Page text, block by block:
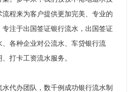
程来为客户提供更加完美、专业的
注于出国签证银行流水，出国签证
各种企业对公流水、车贷银行流
打卡工资流水服务。
代办团队，数千例成功银行流水制